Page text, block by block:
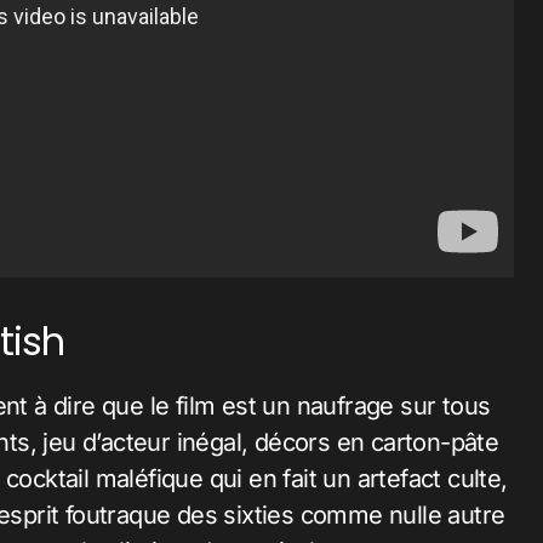
à dire que le film est un naufrage sur tous
jeu d’acteur inégal, décors en carton-pâte
maléfique qui en fait un artefact culte,
foutraque des sixties comme nulle autre